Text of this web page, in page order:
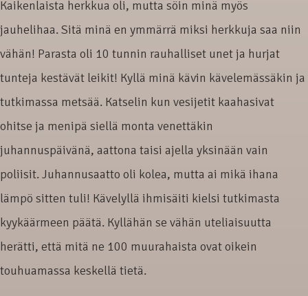
Kaikenlaista herkkua oli, mutta söin minä myös
jauhelihaa. Sitä minä en ymmärrä miksi herkkuja saa niin
vähän! Parasta oli 10 tunnin rauhalliset unet ja hurjat
tunteja kestävät leikit! Kyllä minä kävin kävelemässäkin ja
tutkimassa metsää. Katselin kun vesijetit kaahasivat
ohitse ja menipä siellä monta venettäkin
juhannuspäivänä, aattona taisi ajella yksinään vain
poliisit. Juhannusaatto oli kolea, mutta ai mikä ihana
lämpö sitten tuli! Kävelyllä ihmisäiti kielsi tutkimasta
kyykäärmeen päätä. Kyllähän se vähän uteliaisuutta
herätti, että mitä ne 100 muurahaista ovat oikein
touhuamassa keskellä tietä.